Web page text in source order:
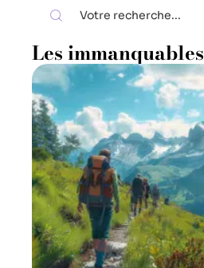
Les immanquables